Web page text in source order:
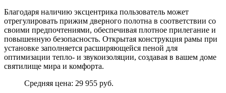
Благодаря наличию эксцентрика пользователь может
отрегулировать прижим дверного полотна в соответствии со
своими предпочтениями, обеспечивая плотное прилегание и
повышенную безопасность. Открытая конструкция рамы при
установке заполняется расширяющейся пеной для
оптимизации тепло- и звукоизоляции, создавая в вашем доме
святилище мира и комфорта.
Средняя цена: 29 955 руб.